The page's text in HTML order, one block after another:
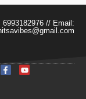
6993182976 // Email: